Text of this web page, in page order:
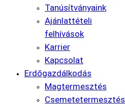
Tanúsítványaink
Ajánlattételi
felhívások
Karrier
Kapcsolat
Erdőgazdálkodás
Magtermesztés
Csemetetermesztés